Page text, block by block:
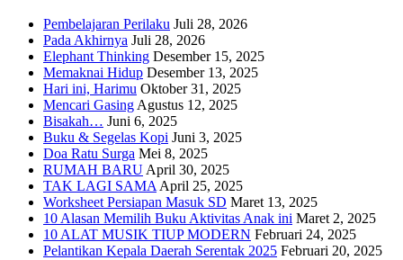
Pembelajaran Perilaku Juli 28, 2026
Pada Akhirnya Juli 28, 2026
Elephant Thinking Desember 15, 2025
Memaknai Hidup Desember 13, 2025
Hari ini, Harimu Oktober 31, 2025
Mencari Gasing Agustus 12, 2025
Bisakah… Juni 6, 2025
Buku & Segelas Kopi Juni 3, 2025
Doa Ratu Surga Mei 8, 2025
RUMAH BARU April 30, 2025
TAK LAGI SAMA April 25, 2025
Worksheet Persiapan Masuk SD Maret 13, 2025
10 Alasan Memilih Buku Aktivitas Anak ini Maret 2, 2025
10 ALAT MUSIK TIUP MODERN Februari 24, 2025
Pelantikan Kepala Daerah Serentak 2025 Februari 20, 2025